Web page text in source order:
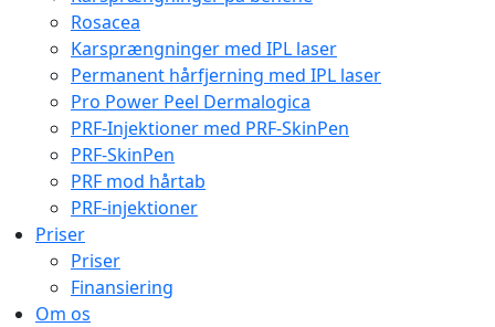
Rosacea
Karsprængninger med IPL laser
Permanent hårfjerning med IPL laser
Pro Power Peel Dermalogica
PRF-Injektioner med PRF-SkinPen
PRF-SkinPen
PRF mod hårtab
PRF-injektioner
Priser
Priser
Finansiering
Om os